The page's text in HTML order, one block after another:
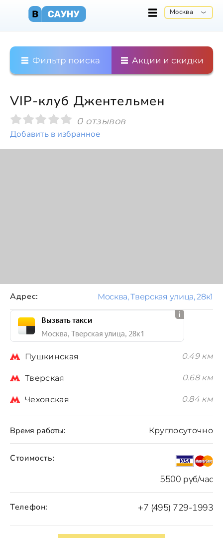
Москва
Фильтр поиска Акции и скидки
VIP-клуб Джентельмен
0 отзывов
Добавить в избранное
Стоимость:
5500 руб/час
Время работы: Круглосуточно
Телефон: +7 (495) 729-1993
Адрес: Москва, Тверская улица, 28к1
Вызвать такси
Москва, Тверская улица, 28к1
Пушкинская 0.49 км
Тверская 0.68 км
Чеховская 0.84 км